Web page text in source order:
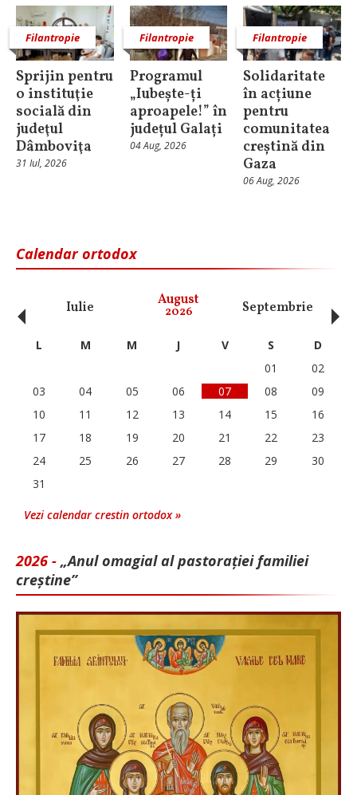
Filantropie
Sprijin pentru
o instituţie
socială din
judeţul
Dâmboviţa
31 Iul, 2026
Filantropie
Programul
„Iubește-ți
aproapele!” în
județul Galați
04 Aug, 2026
Filantropie
Solidaritate
în acțiune
pentru
comunitatea
creștină din
Gaza
06 Aug, 2026
Calendar ortodox
Iulie August
2026 Septembrie
‹ L M M J V S
D
01
02
03
04 05 06 07 08
09
10
11 12 13 14 15
16
17
18 19 20 21 22
23
24
25 26 27 28 29
30
31
Vezi calendar crestin ortodox »
2026 - „Anul omagial al pastorației familiei
creștine”